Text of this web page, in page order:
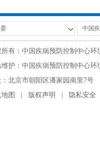
所有：中国疾病预防控制中心
维护：中国疾病预防控制中心
：北京市朝阳区潘家园南里7号
图
版权声明 隐私安全